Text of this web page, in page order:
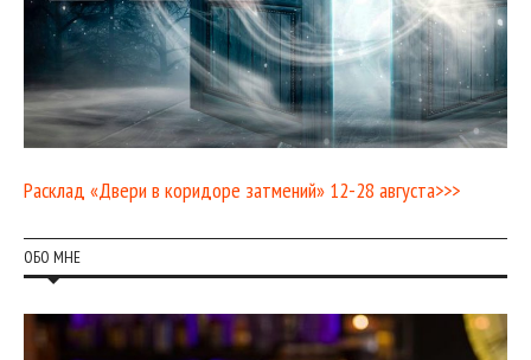
Расклад «Двери в коридоре затмений» 12-28 августа>>>
ОБО МНЕ